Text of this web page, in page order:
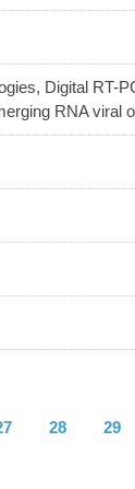
Digital RT-
RNA viral
28 29